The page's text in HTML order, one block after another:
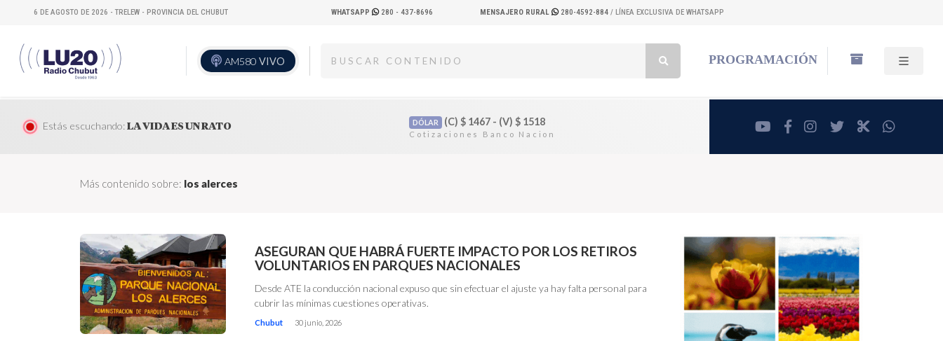
6 DE AGOSTO DE 2026 - TRELEW - PROVINCIA DEL CHUBUT WHATSAPP 280 - 437-8696 MENSAJERO RURAL 280-4592-884 / LÍNEA EXCLUSIVA DE WHATSAPP
AM580 VIVO PROGRAMACIÓN
Estás escuchando:LA VIDA ES UN RATO DÓLAR (C) $1467 - (V) $1518 youtubefacebookinstagram
twitterRadioCut
Más contenido sobre: los alerces
ASEGURAN QUE HABRÁ FUERTE IMPACTO POR LOS RETIROS
VOLUNTARIOS EN PARQUES NACIONALES
Desde ATE la conducción nacional expuso que sin efectuar el ajuste ya hay falta personal para
cubrir las mínimas cuestiones operativas.
Chubut 30 junio, 2026